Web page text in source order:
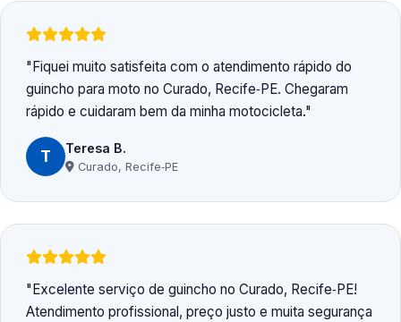
Fiquei muito satisfeita com o atendimento rápido do
guincho para moto no Curado, Recife‑PE. Chegaram
rápido e cuidaram bem da minha motocicleta.
T Teresa B.
Curado, Recife‑PE
Excelente serviço de guincho no Curado, Recife‑PE!
Atendimento profissional, preço justo e muita segurança